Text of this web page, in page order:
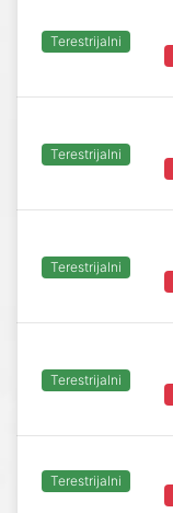
Terestrijalni
Terestrijalni
Terestrijalni
Terestrijalni
Terestrijalni